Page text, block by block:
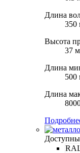
Длина
350
Высота
37
Длина
500
Длина